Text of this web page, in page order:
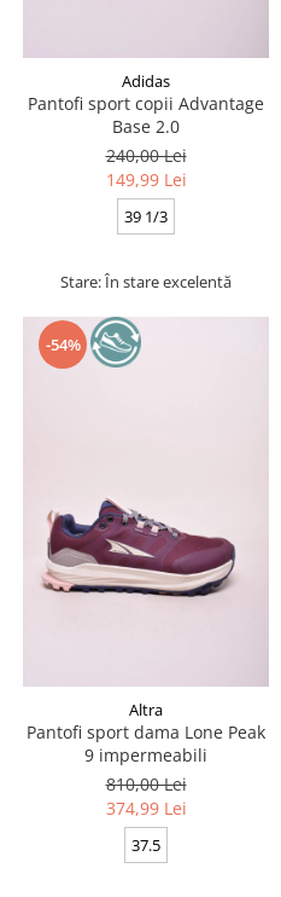
Adidas
Pantofi sport copii Advantage
Base 2.0
240,00 Lei
149,99 Lei
39 1/3
Stare: În stare excelentă
-54%
Altra
Pantofi sport dama Lone Peak
9 impermeabili
810,00 Lei
374,99 Lei
37.5